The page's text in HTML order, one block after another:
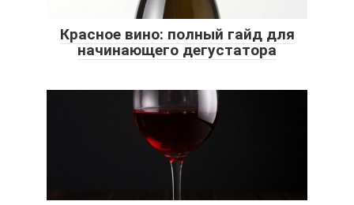
Красное вино: полный гайд для
начинающего дегустатора